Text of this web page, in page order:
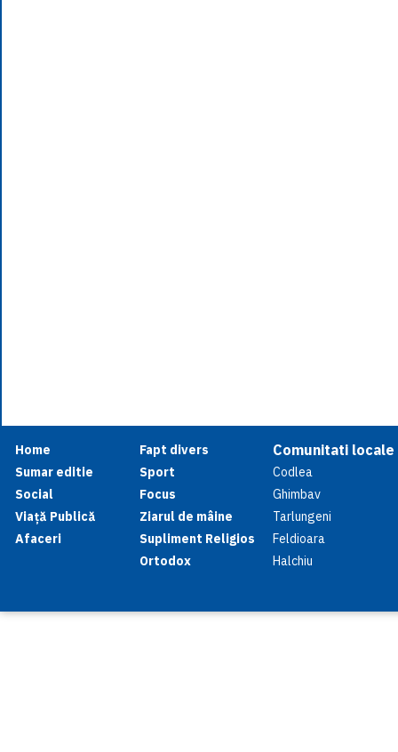
Home
Sumar editie
Social
Viață Publică
Afaceri
Fapt divers
Sport
Focus
Ziarul de mâine
Supliment Religios
Ortodox
Comunitati locale
Codlea
Ghimbav
Tarlungeni
Feldioara
Halchiu